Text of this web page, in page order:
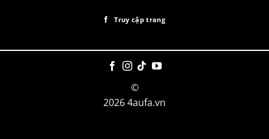
Truy cập trang
©
2026 4aufa.vn